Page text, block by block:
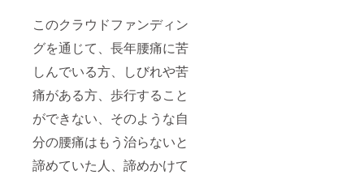
このクラウドファンディン
グを通じて、長年腰痛に苦
しんでいる方、しびれや苦
痛がある方、歩行すること
ができない、そのような自
分の腰痛はもう治らないと
諦めていた人、諦めかけて